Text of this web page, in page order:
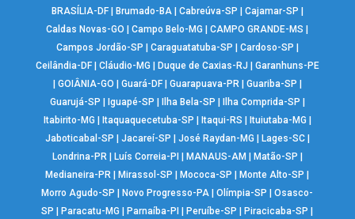
BRASÍLIA-DF| Brumado-BA| Cabreúva-SP Cajamar-SP
Caldas Novas-GO
|Campo Belo-MG |CAMPO GRANDE-MS
Campos Jordão-SP
Caraguatatuba-SP Cardoso-SP
Ceilândia-DF| Cláudio-MG Duque de Caxias-RJ
Garanhuns-PE
GOIÂNIA-GO Guará-DF| Guarapuava-PR| Guariba-SP
Guarujá-SP
Iguapé-SP Ilha Bela-SP Ilha Comprida-SP
Itabirito-MG
Itaquaquecetuba-SP Itaqui-RS Ituiutaba-MG
Jaboticabal-SP
Jacareí-SP José Raydan-MG Lages-SC|
Londrina-PR| Luís Correia-PI MANAUS-AM Matão-SP
Medianeira-PR
Mirassol-SP Mococa-SP Monte Alto-SP
Morro Agudo-SP
Novo Progresso-PA |Olímpia-SP |Osasco-
SP
Paracatu-MG Parnaíba-PI Peruíbe-SP Piracicaba-SP